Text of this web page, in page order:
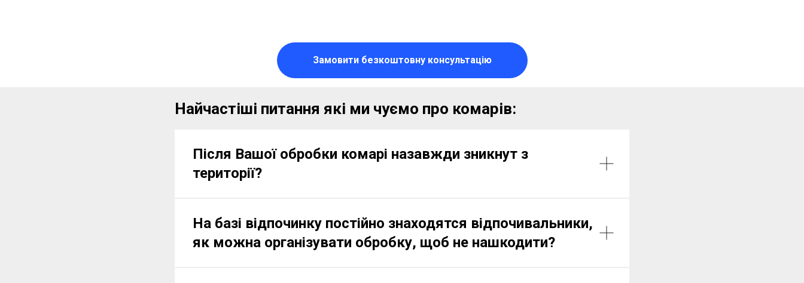
Замовити безкоштовну консультацію
Найчастіші питання які ми чуємо про комарів:
Після Вашої обробки комарі назавжди зникнут з
території?
На базі відпочинку постійно знаходятся відпочивальники,
як можна організувати обробку, щоб не нашкодити?